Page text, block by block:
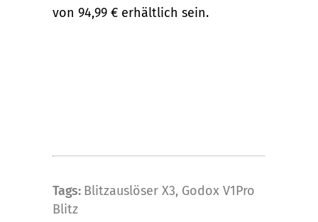
von 94,99 € erhältlich sein.
Tags: Blitzauslöser X3, Godox V1Pro
Blitz